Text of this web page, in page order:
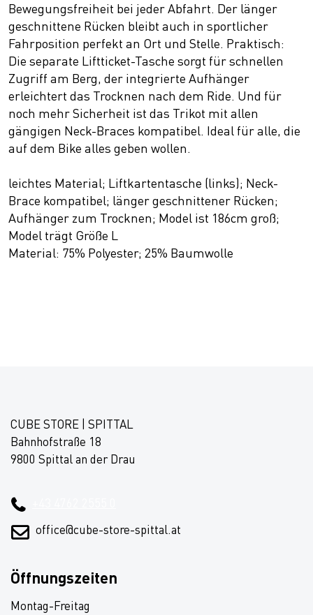
Bewegungsfreiheit bei jeder Abfahrt. Der länger
geschnittene Rücken bleibt auch in sportlicher
Fahrposition perfekt an Ort und Stelle. Praktisch:
Die separate Liftticket-Tasche sorgt für schnellen
Zugriff am Berg, der integrierte Aufhänger
erleichtert das Trocknen nach dem Ride. Und für
noch mehr Sicherheit ist das Trikot mit allen
gängigen Neck-Braces kompatibel. Ideal für alle, die
auf dem Bike alles geben wollen.
leichtes Material; Liftkartentasche (links); Neck-
Brace kompatibel; länger geschnittener Rücken;
Aufhänger zum Trocknen; Model ist 186cm groß;
Model trägt Größe L
Material: 75% Polyester; 25% Baumwolle
CUBE STORE | SPITTAL
Bahnhofstraße 18
9800 Spittal an der Drau
office@cube-store-spittal.at
Öffnungszeiten
Montag-Freitag